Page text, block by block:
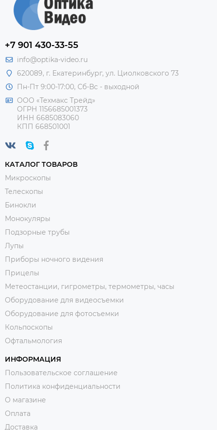
+7 901 430-33-55
info@optika-video.ru
620089, г. Екатеринбург, ул. Циолковского 73
Пн-Пт 9:00-17:00, Сб-Вс - выходной
ООО «Техмакс Трейд»
ОГРН 1156685001373
ИНН 6685083060
КПП 668501001
КАТАЛОГ ТОВАРОВ
Микроскопы
Телескопы
Бинокли
Монокуляры
Подзорные трубы
Лупы
Приборы ночного видения
Прицелы
Метеостанции, гигрометры, термометры, часы
Оборудование для видеосъемки
Оборудование для фотосъемки
Кольпоскопы
Офтальмология
ИНФОРМАЦИЯ
Пользовательское соглашение
Политика конфиденциальности
О магазине
Оплата
Доставка